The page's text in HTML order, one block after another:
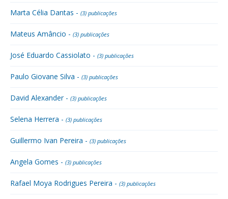
Marta Célia Dantas - (3) publicações
Mateus Amâncio - (3) publicações
José Eduardo Cassiolato - (3) publicações
Paulo Giovane Silva - (3) publicações
David Alexander - (3) publicações
Selena Herrera - (3) publicações
Guillermo Ivan Pereira - (3) publicações
Angela Gomes - (3) publicações
Rafael Moya Rodrigues Pereira - (3) publicações